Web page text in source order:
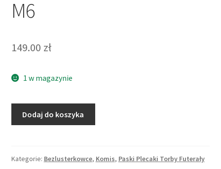
M6
149.00 zł
1 w magazynie
do
Dodaj do koszyka
Kategorie: Bezlusterkowce, Komis, Paski Plecaki Torby Futerały